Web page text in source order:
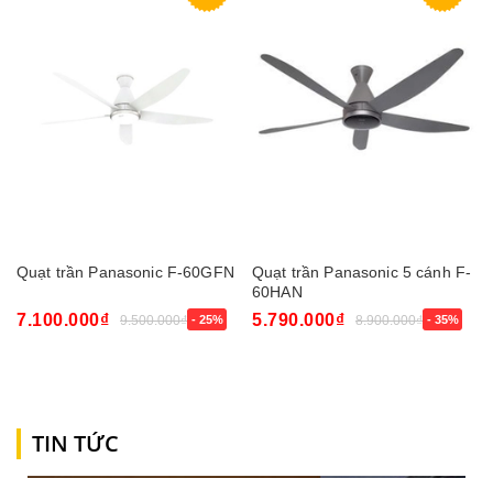
Quạt trần Panasonic F-60GFN
7.100.000₫ 9.500.000₫ - 25%
Quạt trần Panasonic 5 cánh F-
60HAN
5.790.000₫ 8.900.000₫ - 35%
TIN TỨC